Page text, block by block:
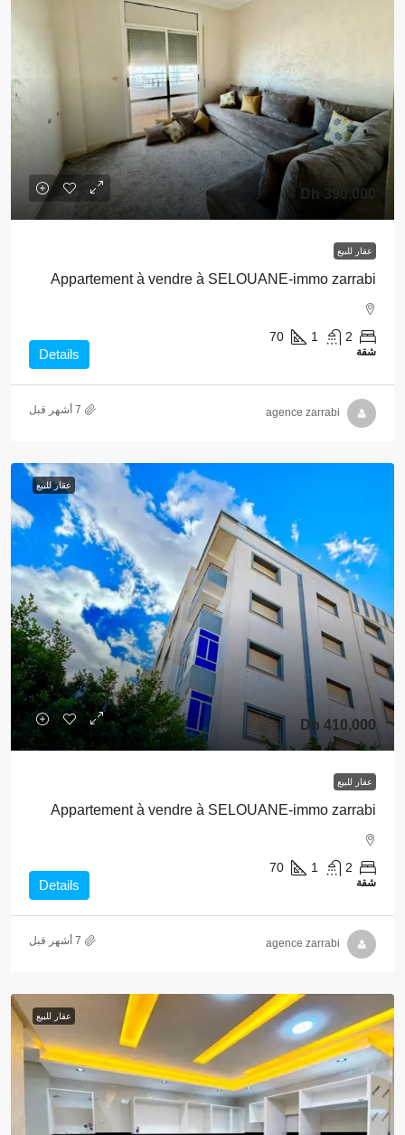
390,000 Dh
عقار للبيع
Appartement à vendre à SELOUANE-immo zarrabi
2
1
70
شقة Details
agence zarrabi
عقار للبيع
410,000 Dh
عقار للبيع
Appartement à vendre à SELOUANE-immo zarrabi
2
1
70
شقة Details
agence zarrabi
عقار للبيع